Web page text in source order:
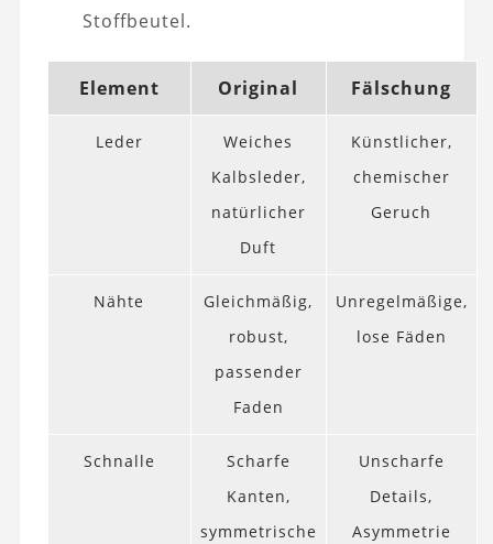
Stoffbeutel.
Element Original Fälschung
Leder
Weiches
Kalbsleder,
natürlicher
Duft
Künstlicher,
chemischer
Geruch
Nähte
Gleichmäßig,
robust,
passender
Faden
Unregelmäßige,
lose Fäden
Schnalle
Scharfe
Kanten,
symmetrische
Unscharfe
Details,
Asymmetrie